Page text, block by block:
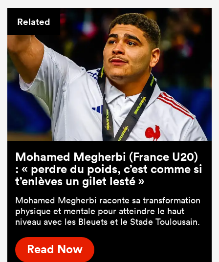
Related
Mohamed Megherbi (France U20)
: « perdre du poids, c’est comme si
t’enlèves un gilet lesté »
Mohamed Megherbi raconte sa transformation
physique et mentale pour atteindre le haut
niveau avec les Bleuets et le Stade Toulousain.
Read Now